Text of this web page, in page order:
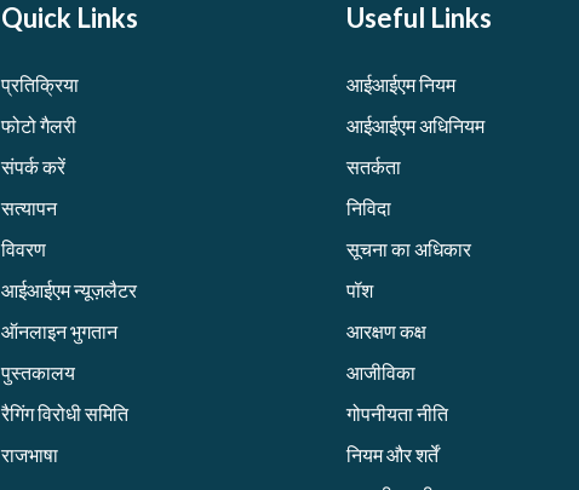
Quick Links
प्रतिक्रिया
फोटो गैलरी
संपर्क करें
सत्यापन
विवरण
आईआईएम न्यूज़लैटर
ऑनलाइन भुगतान
पुस्तकालय
रैगिंग विरोधी समिति
राजभाषा
Useful Links
आईआईएम नियम
आईआईएम अधिनियम
सतर्कता
निविदा
सूचना का अधिकार
पॉश
आरक्षण कक्ष
आजीविका
गोपनीयता नीति
नियम और शर्तें